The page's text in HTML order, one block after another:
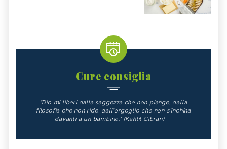
Cure consiglia
"Dio mi liberi dalla saggezza che non piange, dalla
filosofia che non ride, dall'orgoglio che non s'inchina
davanti a un bambino." (Kahlil Gibran)